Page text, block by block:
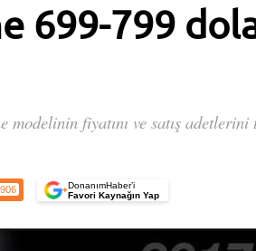
699-799
fiyatını ve satış
+DonanımHaber’i
Favori Kaynağın Yap